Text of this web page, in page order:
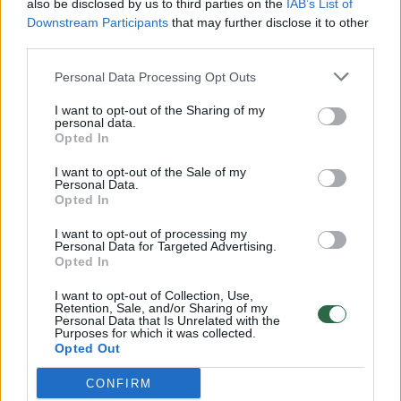
also be disclosed by us to third parties on the IAB’s List of
Downstream Participants that may further disclose it to other
Personal Data Processing Opt Outs
I want to opt-out of the Sharing of my
personal data.
Opted In
I want to opt-out of the Sale of my
Personal Data.
Opted In
I want to opt-out of processing my
Personal Data for Targeted Advertising.
Opted In
I want to opt-out of Collection, Use,
Retention, Sale, and/or Sharing of my
Personal Data that Is Unrelated with the
Purposes for which it was collected.
Opted Out
CONFIRM
Žinios | Lietuvos diena
Savaitės vidurys nusimato karštas: temperatūra kils iki
Žinios | Orai
00:15:54
V. Zalužno pasisakymą laiko bandymu įsitvirtinti
Ukrainos politikoje: jis yra neteisus
Laidos | Nauja diena
Sinoptikai atsakė, kokiais orais užbaigsime darbo
savaitę: karščiai atsitrauks
Žinios | Orai